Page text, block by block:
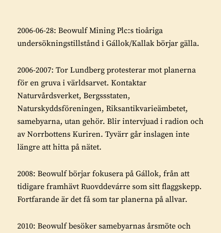
2006-06-28: Beowulf Mining Plc:s tioåriga
undersökningstillstånd i Gállok/Kallak börjar gälla.
2006-2007: Tor Lundberg protesterar mot planerna
för en gruva i världsarvet. Kontaktar
Naturvårdsverket, Bergssstaten,
Naturskyddsföreningen, Riksantikvarieämbetet,
samebyarna, utan gehör. Blir intervjuad i radion och
av Norrbottens Kuriren. Tyvärr går inslagen inte
längre att hitta på nätet.
2008: Beowulf börjar fokusera på Gállok, från att
tidigare framhävt Ruovddevárre som sitt flaggskepp.
Fortfarande är det få som tar planerna på allvar.
2010: Beowulf besöker samebyarnas årsmöte och